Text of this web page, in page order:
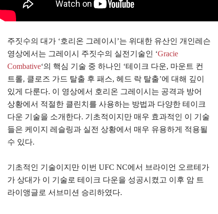
주짓수의 대가 ‘호리온 그레이시’는 위대한 유산인 개인레슨
영상에서는 그레이시 주짓수의 실전기술인 ‘Gracie
Combative‘의 핵심 기술 중 하나인 ‘테이크 다운, 마운트 컨
트롤, 클로즈 가드 탈출 후 패스, 헤드 락 탈출’에 대해 깊이
있게 다룬다. 이 영상에서 호리온 그레이시는 공격과 방어
상황에서 적절한 클린치를 사용하는 방법과 다양한 테이크
다운 기술을 소개한다. 기초적이지만 매우 효과적인 이 기술
들은 케이지 레슬링과 실전 상황에서 매우 유용하게 적용될
수 있다.
기초적인 기술이지만 이번 UFC NC에서 브라이언 오르테가
가 상대가 이 기술로 테이크 다운을 성공시켰고 이후 암 트
라이앵글로 서브미션 승리하였다.